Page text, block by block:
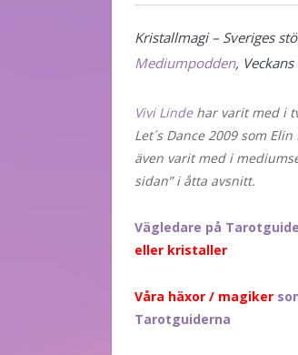
Kristallmagi – Sveriges
Mediumpodden,
Vivi Lindehar varit med i
Let´s Dance 2009 som
även varit med i
sidan” i åtta avsnitt.
Vägledare på
eller kristaller
Våra häxor / magiker
Tarotguiderna